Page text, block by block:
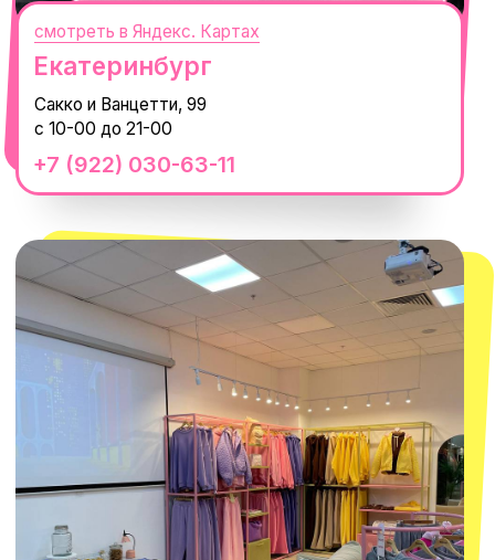
+7 (932) 602-41-15
ТРК «Европолис Ростокино»
ул. Проспект Мира, 211 к2
с 10-00 до 22-00
Москва
смотреть в Яндекс.Картах
ПОДПИСАТЬСЯ
СЕКРЕТНЫЕ ПРОМОКОДЫ, ПРИГЛАШЕНИЯ
НА МЕРОПРИЯТИЯ И АНОНСЫ НОВИНОК